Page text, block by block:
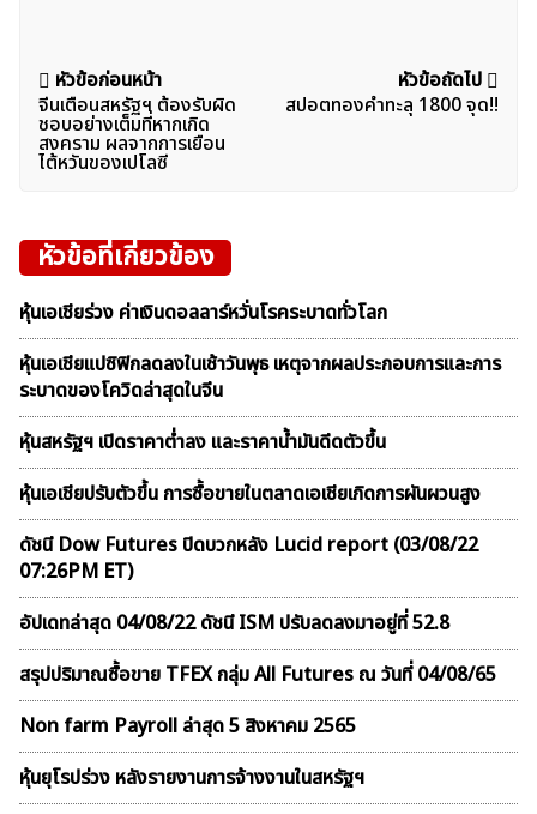
แนะแนว
เรื่อง
หัวข้อก่อนหน้า
จีนเตือนสหรัฐฯ ต้องรับผิด
ชอบอย่างเต็มที่หากเกิด
สงคราม ผลจากการเยือน
ไต้หวันของเปโลซี
หัวข้อถัดไป
สปอตทองคำทะลุ 1800 จุด!!
หัวข้อที่เกี่ยวข้อง
หุ้นเอเชียร่วง ค่าเงินดอลลาร์หวั่นโรคระบาดทั่วโลก
หุ้นเอเชียแปซิฟิกลดลงในเช้าวันพุธ เหตุจากผลประกอบการและการ
ระบาดของโควิดล่าสุดในจีน
หุ้นสหรัฐฯ เปิดราคาต่ำลง และราคาน้ำมันดีดตัวขึ้น
หุ้นเอเชียปรับตัวขึ้น การซื้อขายในตลาดเอเชียเกิดการผันผวนสูง
ดัชนี Dow Futures ปิดบวกหลัง Lucid report (03/08/22
07:26PM ET)
อัปเดทล่าสุด 04/08/22 ดัชนี ISM ปรับลดลงมาอยู่ที่ 52.8
สรุปปริมาณซื้อขาย TFEX กลุ่ม All Futures ณ วันที่ 04/08/65
Non farm Payroll ล่าสุด 5 สิงหาคม 2565
หุ้นยุโรปร่วง หลังรายงานการจ้างงานในสหรัฐฯ